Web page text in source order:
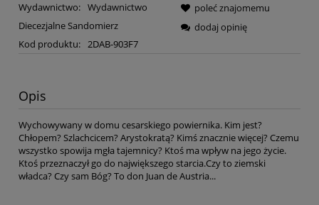
Wydawnictwo: Wydawnictwo
Diecezjalne Sandomierz
Kod produktu: 2DAB-903F7
poleć znajomemu
dodaj opinię
Opis
Wychowywany w domu cesarskiego powiernika. Kim jest?
Chłopem? Szlachcicem? Arystokratą? Kimś znacznie więcej? Czemu
wszystko spowija mgła tajemnicy? Ktoś ma wpływ na jego życie.
Ktoś przeznaczył go do największego starcia.Czy to ziemski
władca? Czy sam Bóg? To don Juan de Austria...